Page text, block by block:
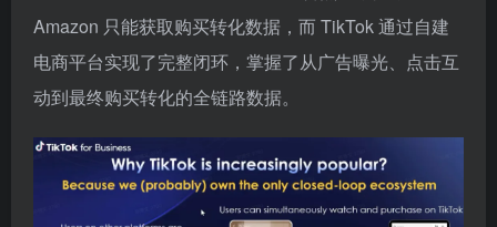
Amazon 只能获取购买转化数据，而 TikTok 通过自建
电商平台实现了完整闭环，掌握了从广告曝光、点击互
动到最终购买转化的全链路数据。